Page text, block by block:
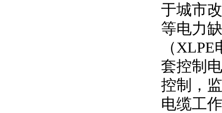
于城市
等电力
（XLPE
套控制
控制，
电缆工